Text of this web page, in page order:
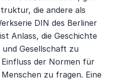
die andere als
DIN des Berliner
Anlass, die Geschichte
Gesellschaft zu
der Normen für
zu fragen. Eine